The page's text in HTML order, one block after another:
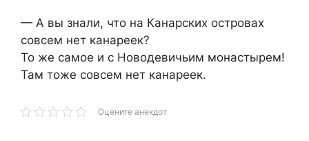
— А вы знали, что на Канарских островах
совсем нет канареек?
То же самое и с Новодевичьим монастырем!
Там тоже совсем нет канареек.
Оцените анекдот